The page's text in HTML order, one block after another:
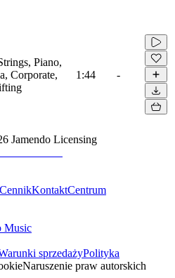
Piano,
Corporate,
1:44 -
Jamendo Licensing
CennikKontaktCentrum
Music
sprzedażyPolityka
Naruszenie praw autorskich